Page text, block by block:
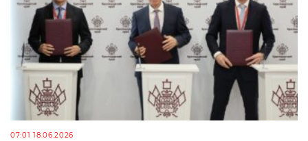
07:01 18.06.2026